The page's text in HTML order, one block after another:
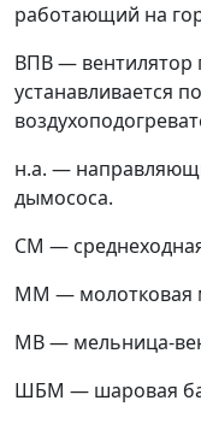
работающий на
ВПВ—
устанавливается
н.а. —
дымососа.
СМ —
ММ — молотковая
MB— мельница-
ШБМ — шаровая